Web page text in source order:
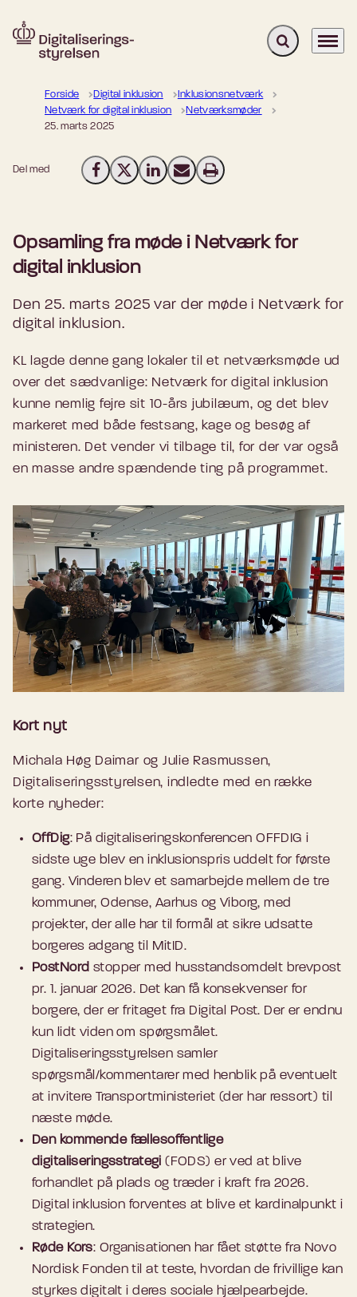
Gå til forsiden Fold søgefelt
Menu
Forside Digital inklusion
Inklusionsnetværk
Netværk for digital inklusion
Netværksmøder
25. marts 2025
Del med Del på Facebook
Del på X (Twitter)
Del på LinkedIn
Send email
Print
Opsamling fra møde i Netværk for
digital inklusion
Den 25. marts 2025 var der møde i Netværk for
digital inklusion.
KL lagde denne gang lokaler til et netværksmøde ud
over det sædvanlige: Netværk for digital inklusion
kunne nemlig fejre sit 10-års jubilæum, og det blev
markeret med både festsang, kage og besøg af
ministeren. Det vender vi tilbage til, for der var også
en masse andre spændende ting på programmet.
Kort nyt
Michala Høg Daimar og Julie Rasmussen,
Digitaliseringsstyrelsen, indledte med en række
korte nyheder:
OffDig: På digitaliseringskonferencen OFFDIG i
sidste uge blev en inklusionspris uddelt for første
gang. Vinderen blev et samarbejde mellem de tre
kommuner, Odense, Aarhus og Viborg, med
projekter, der alle har til formål at sikre udsatte
borgeres adgang til MitID.
PostNord stopper med husstandsomdelt brevpost
pr. 1. januar 2026. Det kan få konsekvenser for
borgere, der er fritaget fra Digital Post. Der er endnu
kun lidt viden om spørgsmålet.
Digitaliseringsstyrelsen samler
spørgsmål/kommentarer med henblik på eventuelt
at invitere Transportministeriet (der har ressort) til
næste møde.
Den kommende fællesoffentlige
digitaliseringsstrategi (FODS) er ved at blive
forhandlet på plads og træder i kraft fra 2026.
Digital inklusion forventes at blive et kardinalpunkt i
strategien.
Røde Kors: Organisationen har fået støtte fra Novo
Nordisk Fonden til at teste, hvordan de frivillige kan
styrkes digitalt i deres sociale hjælpearbejde.